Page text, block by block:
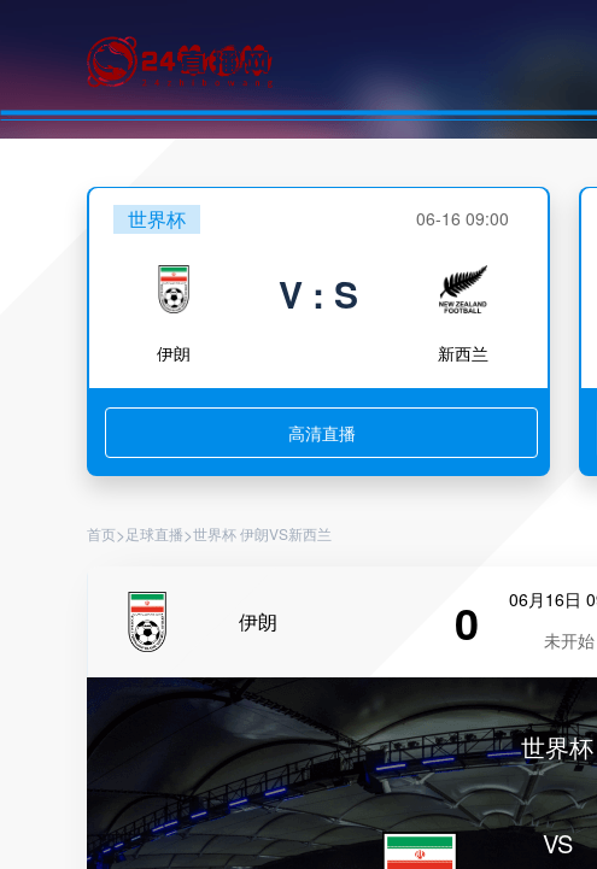
世界杯 06-16 09:00
伊朗
V : S
新西兰
高清直播
首页> 足球直播>世界杯 伊朗VS新西兰
伊朗 0
06月16日
未开始
世界杯
VS